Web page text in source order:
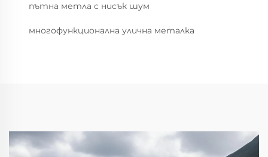
пътна метла с нисък шум
многофункционална улична металка